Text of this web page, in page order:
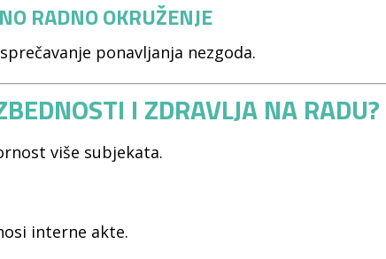
RADNO OKRUŽENJE
ponavljanja nezgoda.
I ZDRAVLJA NA RADU?
više subjekata.
interne akte.